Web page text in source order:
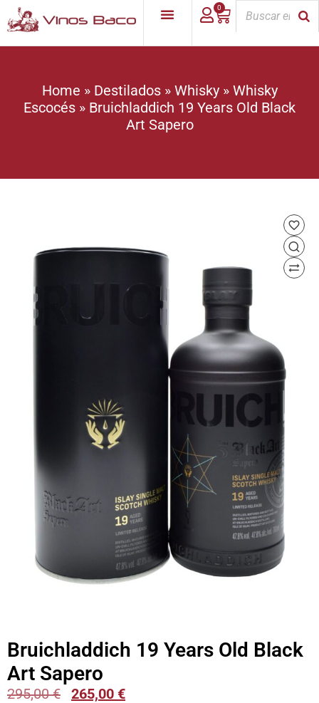
0
Home » Destilados» Whisky» Whisky
Escocés » Bruichladdich 19 Years Old Black
Art Sapero
Bruichladdich 19 Years Old Black
Art Sapero
295,00€ 265,00 €